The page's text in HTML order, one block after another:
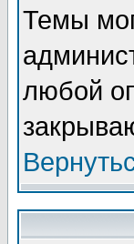
Темы
любой